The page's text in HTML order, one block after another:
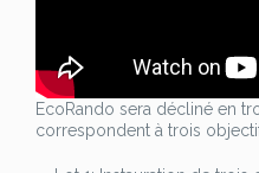
EcoRando sera décliné en
correspondent à trois